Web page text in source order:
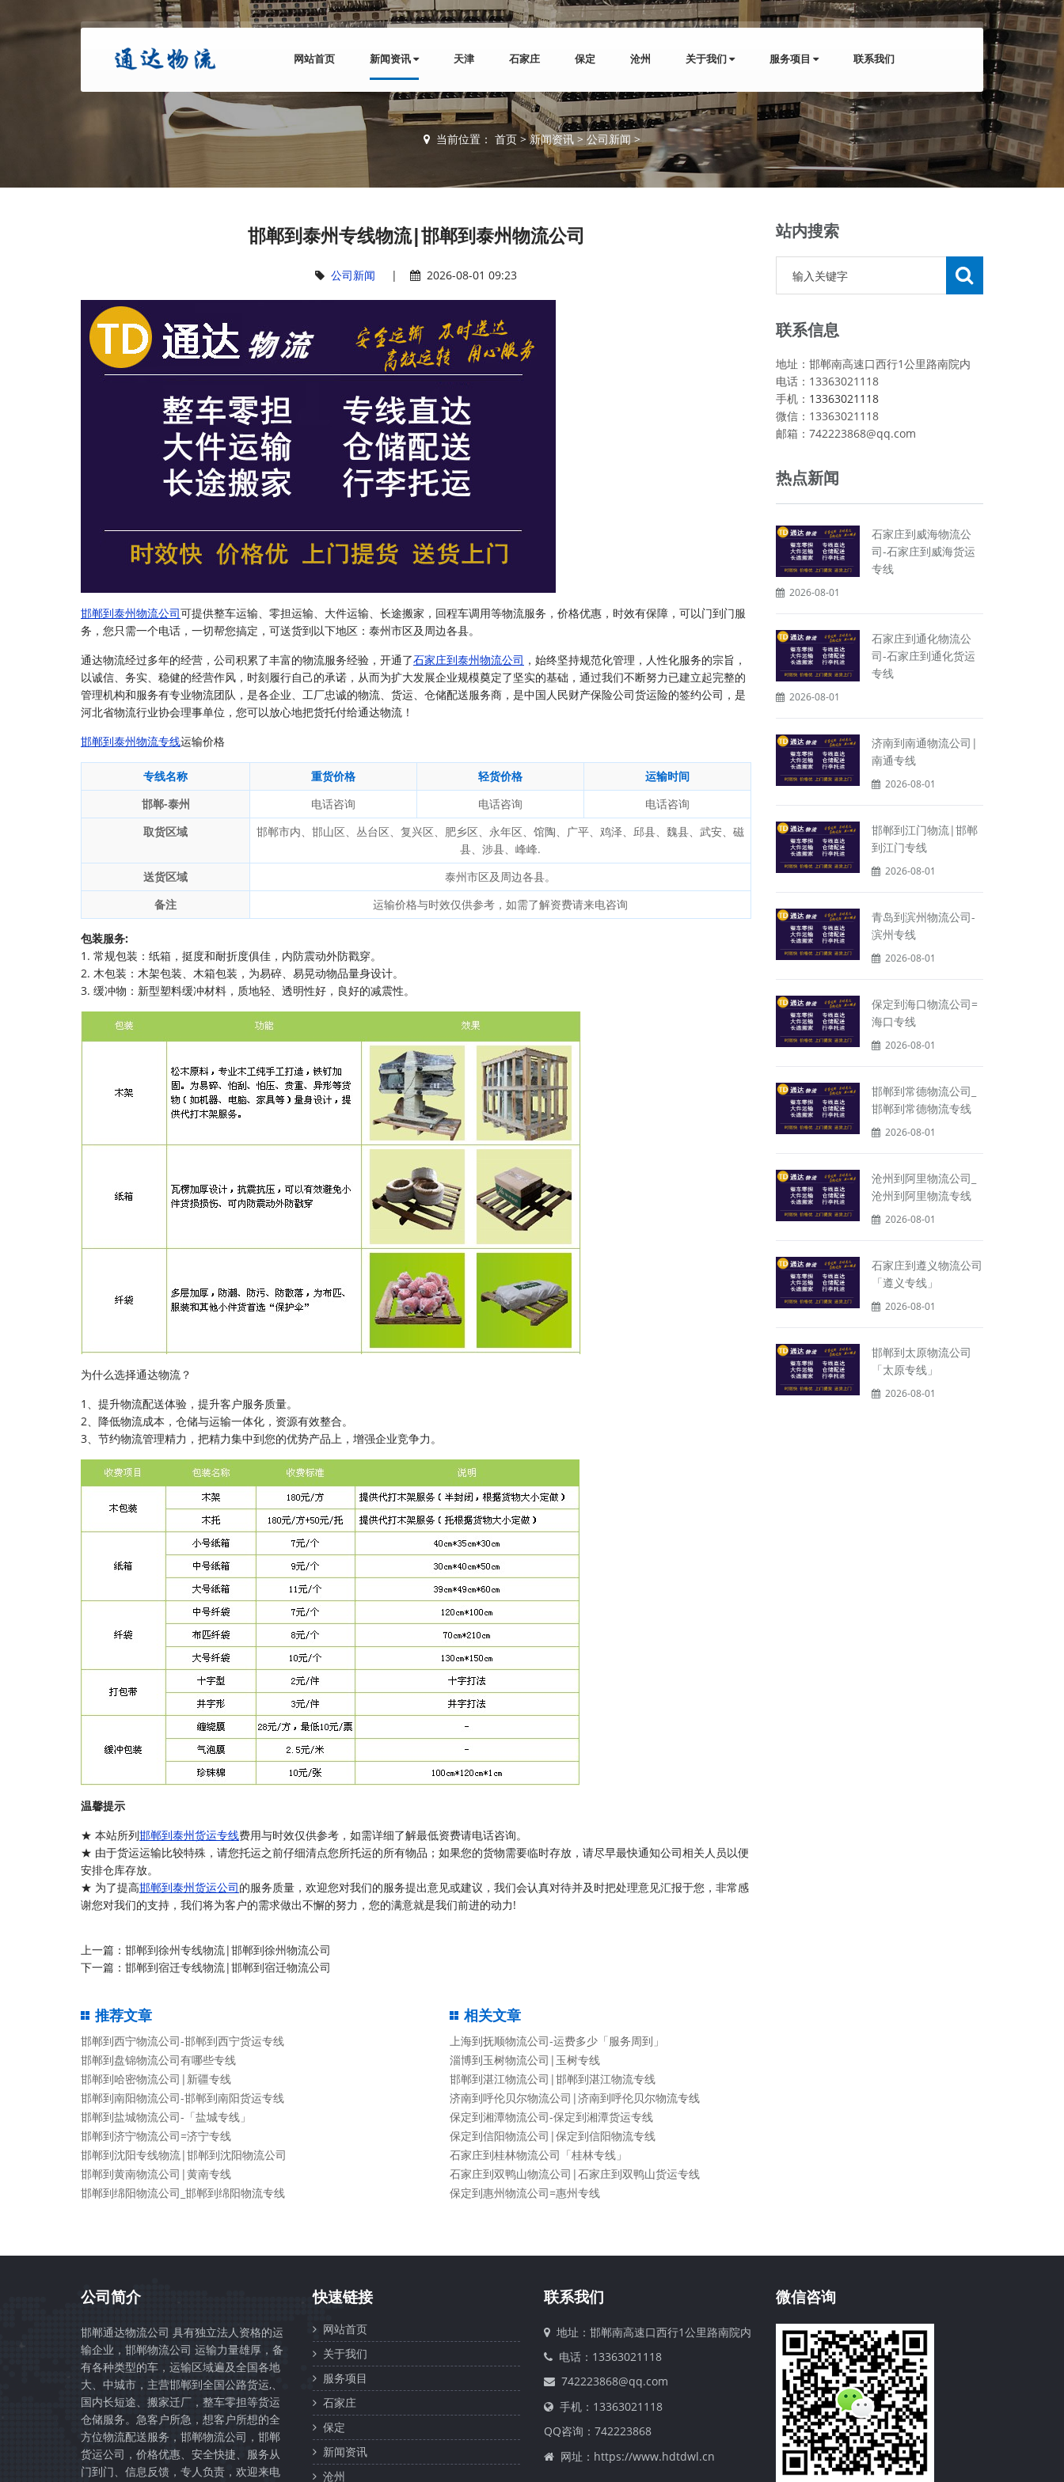
网站首页 新闻资讯 天津 石家庄 保定 沧州 关于我们 服务项目 联系我们
当前位置： 首页 >新闻资讯 > 公司新闻>
邯郸到泰州专线物流|邯郸到泰州物流公司
公司新闻 | 2026-08-01 09:23
邯郸到泰州物流公司可提供整车运输、零担运输、大件运输、长途搬家，回程车调用等物流服务，价格优惠，时效有保障，可以门到门服
务，您只需一个电话，一切帮您搞定，可送货到以下地区：泰州市区及周边各县。
通达物流经过多年的经营，公司积累了丰富的物流服务经验，开通了石家庄到泰州物流公司 ，始终坚持规范化管理，人性化服务的宗旨，
以诚信、务实、稳健的经营作风，时刻履行自己的承诺，从而为扩大发展企业规模奠定了坚实的基础，通过我们不断努力已建立起完整的
管理机构和服务有专业物流团队，是各企业、工厂忠诚的物流、货运、仓储配送服务商，是中国人民财产保险公司货运险的签约公司，是
河北省物流行业协会理事单位，您可以放心地把货托付给通达物流！
邯郸到泰州物流专线运输价格
专线名称 重货价格 轻货价格
运输时间
邯郸-泰州
电话咨询 电话咨询
电话咨询
取货区域
邯郸市内、邯山区、丛台区、复兴区、肥乡区、永年区、馆陶、广平、鸡泽、邱县、魏县、武安、磁
县、涉县、峰峰.
送货区域
泰州市区及周边各县。
备注
运输价格与时效仅供参考，如需了解资费请来电咨询
包装服务:
1. 常规包装：纸箱，挺度和耐折度俱佳，内防震动外防戳穿。
2. 木包装：木架包装、木箱包装，为易碎、易晃动物品量身设计。
3. 缓冲物：新型塑料缓冲材料，质地轻、透明性好，良好的减震性。
为什么选择通达物流？
1、提升物流配送体验，提升客户服务质量。
2、降低物流成本，仓储与运输一体化，资源有效整合。
3、节约物流管理精力，把精力集中到您的优势产品上，增强企业竞争力。
温馨提示
★ 本站所列邯郸到泰州货运专线费用与时效仅供参考，如需详细了解最低资费请电话咨询。
★ 由于货运运输比较特殊，请您托运之前仔细清点您所托运的所有物品；如果您的货物需要临时存放，请尽早最快通知公司相关人员以便
安排仓库存放。
★ 为了提高邯郸到泰州货运公司的服务质量，欢迎您对我们的服务提出意见或建议，我们会认真对待并及时把处理意见汇报于您，非常感
谢您对我们的支持，我们将为客户的需求做出不懈的努力，您的满意就是我们前进的动力!
上一篇： 邯郸到徐州专线物流|邯郸到徐州物流公司
下一篇： 邯郸到宿迁专线物流|邯郸到宿迁物流公司
推荐文章
邯郸到西宁物流公司-邯郸到西宁货运专线
邯郸到盘锦物流公司有哪些专线
邯郸到哈密物流公司|新疆专线
邯郸到南阳物流公司-邯郸到南阳货运专线
邯郸到盐城物流公司-「盐城专线」
邯郸到济宁物流公司=济宁专线
邯郸到沈阳专线物流|邯郸到沈阳物流公司
邯郸到黄南物流公司|黄南专线
邯郸到绵阳物流公司_邯郸到绵阳物流专线
相关文章
上海到抚顺物流公司-运费多少「服务周到」
淄博到玉树物流公司|玉树专线
邯郸到湛江物流公司|邯郸到湛江物流专线
济南到呼伦贝尔物流公司|济南到呼伦贝尔物流专线
保定到湘潭物流公司-保定到湘潭货运专线
保定到信阳物流公司|保定到信阳物流专线
石家庄到桂林物流公司「桂林专线」
石家庄到双鸭山物流公司|石家庄到双鸭山货运专线
保定到惠州物流公司=惠州专线
站内搜索
联系信息
地址：邯郸南高速口西行1公里路南院内
电话：13363021118
手机： 13363021118
微信：13363021118
邮箱：742223868@qq.com
热点新闻
石家庄到威海物流公
司-石家庄到威海货运
专线
2026-08-01
石家庄到通化物流公
司-石家庄到通化货运
专线
2026-08-01
济南到南通物流公司|
南通专线
2026-08-01
邯郸到江门物流|邯郸
到江门专线
2026-08-01
青岛到滨州物流公司-
滨州专线
2026-08-01
保定到海口物流公司=
海口专线
2026-08-01
邯郸到常德物流公司_
邯郸到常德物流专线
2026-08-01
沧州到阿里物流公司_
沧州到阿里物流专线
2026-08-01
石家庄到遵义物流公司
「遵义专线」
2026-08-01
邯郸到太原物流公司
「太原专线」
2026-08-01
公司简介
邯郸通达物流公司 具有独立法人资格的运
输企业，邯郸物流公司 运输力量雄厚，备
有各种类型的车，运输区域遍及全国各地
大、中城市，主营邯郸到全国公路货运,、
国内长短途、搬家迁厂，整车零担等货运
仓储服务。急客户所急，想客户所想的全
方位物流配送服务，邯郸物流公司，邯郸
货运公司，价格优惠、安全快捷、服务从
门到门、信息反馈，专人负责，欢迎来电
快速链接
网站首页
关于我们
服务项目
石家庄
保定
新闻资讯
沧州
联系我们
地址：邯郸南高速口西行1公里路南院内
电话：13363021118
742223868@qq.com
手机：13363021118
QQ咨询： 742223868
网址：https://www.hdtdwl.cn
微信咨询